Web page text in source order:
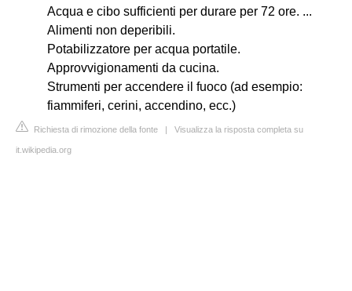
Acqua e cibo sufficienti per durare per 72 ore. ...
Alimenti non deperibili.
Potabilizzatore per acqua portatile.
Approvvigionamenti da cucina.
Strumenti per accendere il fuoco (ad esempio:
fiammiferi, cerini, accendino, ecc.)
Richiesta di rimozione della fonte | Visualizza la risposta completa su
it.wikipedia.org